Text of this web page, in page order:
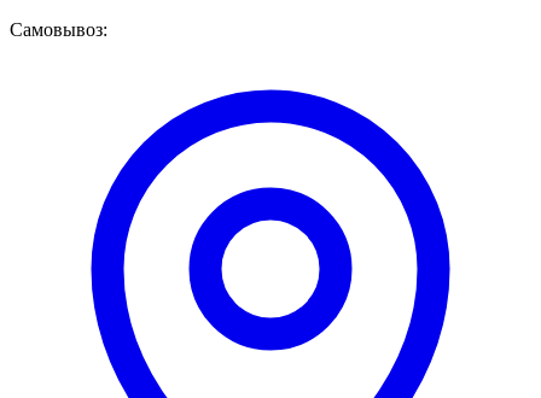
Самовывоз: